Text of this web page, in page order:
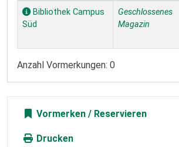
Exemplare
Bibliothek Campus
Süd
Geschlossenes
Magazin
Anzahl Vormerkungen: 0
Vormerken
Drucken